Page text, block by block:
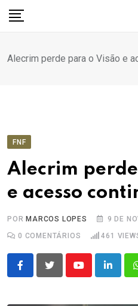
para
conteúdo
Alecrim perde para o Visão e
FNF
Alecrim
e acesso
PORMARCOS LOPES
9 DE
0 COMENTÁRIOS 461
Youtube